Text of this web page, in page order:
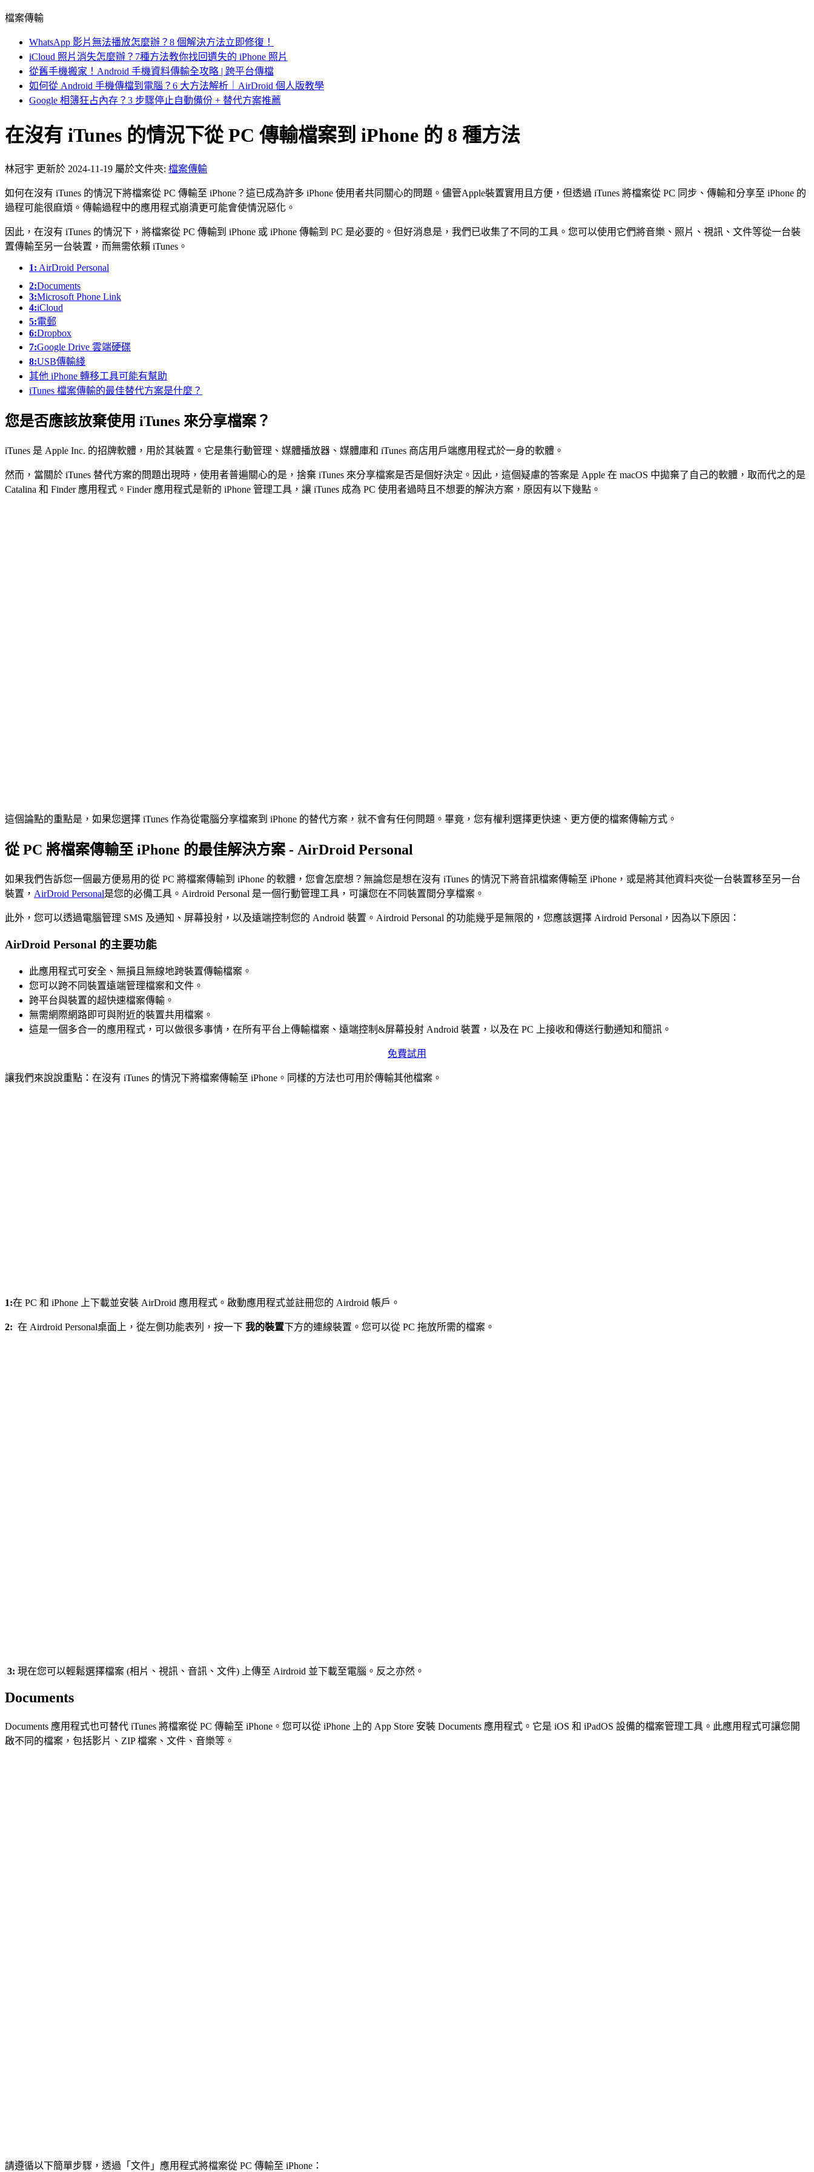
檔案傳輸
WhatsApp 影片無法播放怎麼辦？8 個解決方法立即修復！
iCloud 照片消失怎麼辦？7種方法教你找回遺失的 iPhone 照片
從舊手機搬家！Android 手機資料傳輸全攻略 | 跨平台傳檔
如何從 Android 手機傳檔到電腦？6 大方法解析｜AirDroid 個人版教學
Google 相簿狂占內存？3 步驟停止自動備份 + 替代方案推薦
在沒有 iTunes 的情況下從 PC 傳輸檔案到 iPhone 的 8 種方法
林冠宇 更新於 2024-11-19 屬於文件夾: 檔案傳輸
如何在沒有 iTunes 的情況下將檔案從 PC 傳輸至 iPhone？這已成為許多 iPhone 使用者共同關心的問題。儘管Apple裝置實用且方便，但透過 iTunes 將檔案從 PC 同步、傳輸和分享至 iPhone 的
過程可能很麻煩。傳輸過程中的應用程式崩潰更可能會使情況惡化。
因此，在沒有 iTunes 的情況下，將檔案從 PC 傳輸到 iPhone 或 iPhone 傳輸到 PC 是必要的。但好消息是，我們已收集了不同的工具。您可以使用它們將音樂、照片、視訊、文件等從一台裝
置傳輸至另一台裝置，而無需依賴 iTunes。
1: AirDroid Personal
2:Documents
3:Microsoft Phone Link
4:iCloud
5:電郵
6:Dropbox
7:Google Drive 雲端硬碟
8:USB傳輸綫
其他 iPhone 轉移工具可能有幫助
iTunes 檔案傳輸的最佳替代方案是什麼？
您是否應該放棄使用 iTunes 來分享檔案？
iTunes 是 Apple Inc. 的招牌軟體，用於其裝置。它是集行動管理、媒體播放器、媒體庫和 iTunes 商店用戶端應用程式於一身的軟體。
然而，當關於 iTunes 替代方案的問題出現時，使用者普遍關心的是，捨棄 iTunes 來分享檔案是否是個好決定。因此，這個疑慮的答案是 Apple 在 macOS 中拋棄了自己的軟體，取而代之的是
Catalina 和 Finder 應用程式。Finder 應用程式是新的 iPhone 管理工具，讓 iTunes 成為 PC 使用者過時且不想要的解決方案，原因有以下幾點。
這個論點的重點是，如果您選擇 iTunes 作為從電腦分享檔案到 iPhone 的替代方案，就不會有任何問題。畢竟，您有權利選擇更快速、更方便的檔案傳輸方式。
從 PC 將檔案傳輸至 iPhone 的最佳解決方案 - AirDroid Personal
如果我們告訴您一個最方便易用的從 PC 將檔案傳輸到 iPhone 的軟體，您會怎麼想？無論您是想在沒有 iTunes 的情況下將音訊檔案傳輸至 iPhone，或是將其他資料夾從一台裝置移至另一台
裝置， AirDroid Personal是您的必備工具。Airdroid Personal 是一個行動管理工具，可讓您在不同裝置間分享檔案。
此外，您可以透過電腦管理 SMS 及通知、屏幕投射，以及遠端控制您的 Android 裝置。Airdroid Personal 的功能幾乎是無限的，您應該選擇 Airdroid Personal，因為以下原因：
AirDroid Personal 的主要功能
此應用程式可安全、無損且無線地跨裝置傳輸檔案。
您可以跨不同裝置遠端管理檔案和文件。
跨平台與裝置的超快速檔案傳輸。
無需網際網路即可與附近的裝置共用檔案。
這是一個多合一的應用程式，可以做很多事情，在所有平台上傳輸檔案、遠端控制&屏幕投射 Android 裝置，以及在 PC 上接收和傳送行動通知和簡訊。
免費試用
讓我們來說說重點：在沒有 iTunes 的情況下將檔案傳輸至 iPhone。同樣的方法也可用於傳輸其他檔案。
1:在 PC 和 iPhone 上下載並安裝 AirDroid 應用程式。啟動應用程式並註冊您的 Airdroid 帳戶。
2: 在 Airdroid Personal桌面上， 從左側功能表列，按一下 我的裝置下方的連線裝置。您可以從 PC 拖放所需的檔案。
3: 現在您可以輕鬆選擇檔案 (相片、視訊、音訊、文件) 上傳至 Airdroid 並下載至電腦。反之亦然。
Documents
Documents 應用程式也可替代 iTunes 將檔案從 PC 傳輸至 iPhone。您可以從 iPhone 上的 App Store 安裝 Documents 應用程式。它是 iOS 和 iPadOS 設備的檔案管理工具。此應用程式可讓您開
啟不同的檔案，包括影片、ZIP 檔案、文件、音樂等。
請遵循以下簡單步驟，透過「文件」應用程式將檔案從 PC 傳輸至 iPhone：